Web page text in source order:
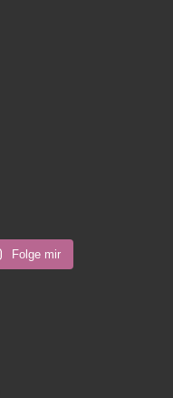
Folge mir